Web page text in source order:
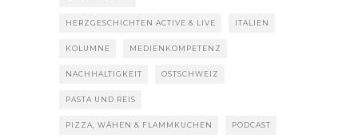
HERZGESCHICHTEN ACTIVE & LIVE ITALIEN
KOLUMNE MEDIENKOMPETENZ
NACHHALTIGKEIT OSTSCHWEIZ
PASTA UND REIS
PIZZA, WÄHEN & FLAMMKUCHEN PODCAST